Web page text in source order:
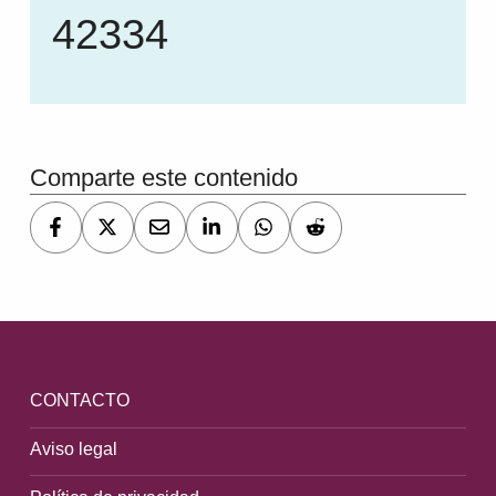
42334
Volver a la navegación principal
Comparte este contenido
CONTACTO
Aviso legal